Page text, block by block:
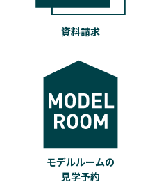
資料請求
モデルルームの
見学予約